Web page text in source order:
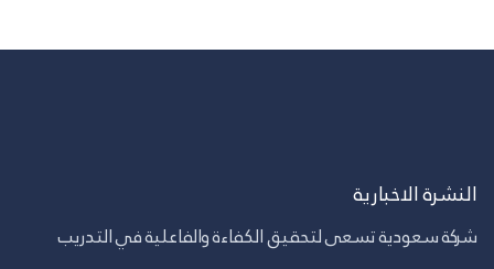
النشرة الاخبارية
شركة سعودية تسعى لتحقيق الكفاءة والفاعلية في التدريب